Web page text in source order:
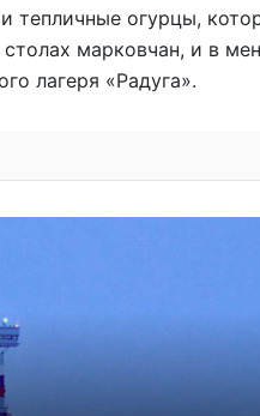
тепличные огурцы,
марковчан, и в
лагеря «Радуга».